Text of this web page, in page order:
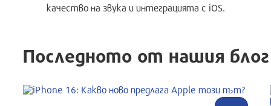
качество на звука и интеграцията с iOS.
Време за четене: 1 мин
Последното от нашия блог